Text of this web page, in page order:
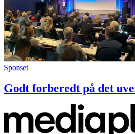
Sponset
Godt forberedt på det